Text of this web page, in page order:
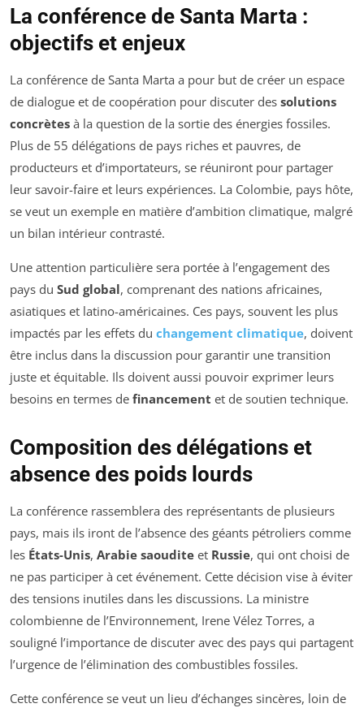
La conférence de Santa Marta :
objectifs et enjeux
La conférence de Santa Marta a pour but de créer un espace
de dialogue et de coopération pour discuter des solutions
concrètes à la question de la sortie des énergies fossiles.
Plus de 55 délégations de pays riches et pauvres, de
producteurs et d’importateurs, se réuniront pour partager
leur savoir-faire et leurs expériences. La Colombie, pays hôte,
se veut un exemple en matière d’ambition climatique, malgré
un bilan intérieur contrasté.
Une attention particulière sera portée à l’engagement des
pays du Sud global, comprenant des nations africaines,
asiatiques et latino-américaines. Ces pays, souvent les plus
impactés par les effets du changement climatique, doivent
être inclus dans la discussion pour garantir une transition
juste et équitable. Ils doivent aussi pouvoir exprimer leurs
besoins en termes de financement et de soutien technique.
Composition des délégations et
absence des poids lourds
La conférence rassemblera des représentants de plusieurs
pays, mais ils iront de l’absence des géants pétroliers comme
les États-Unis, Arabie saoudite et Russie, qui ont choisi de
ne pas participer à cet événement. Cette décision vise à éviter
des tensions inutiles dans les discussions. La ministre
colombienne de l’Environnement, Irene Vélez Torres, a
souligné l’importance de discuter avec des pays qui partagent
l’urgence de l’élimination des combustibles fossiles.
Cette conférence se veut un lieu d’échanges sincères, loin de